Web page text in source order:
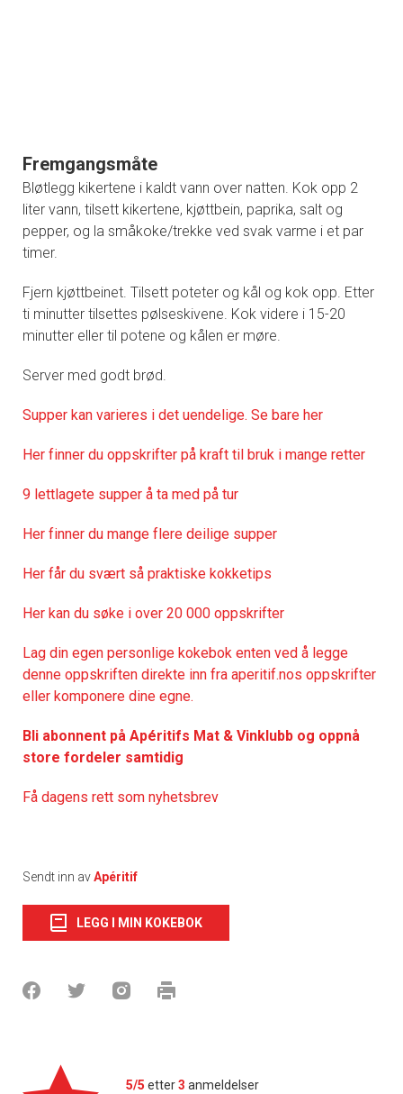
Fremgangsmåte
Bløtlegg kikertene i kaldt vann over natten. Kok opp 2
liter vann, tilsett kikertene, kjøttbein, paprika, salt og
pepper, og la småkoke/trekke ved svak varme i et par
timer.
Fjern kjøttbeinet. Tilsett poteter og kål og kok opp. Etter
ti minutter tilsettes pølseskivene. Kok videre i 15-20
minutter eller til potene og kålen er møre.
Server med godt brød.
Supper kan varieres i det uendelige. Se bare her
Her finner du oppskrifter på kraft til bruk i mange retter
9 lettlagete supper å ta med på tur
Her finner du mange flere deilige supper
Her får du svært så praktiske kokketips
Her kan du søke i over 20 000 oppskrifter
Lag din egen personlige kokebok enten ved å legge
denne oppskriften direkte inn fra aperitif.nos oppskrifter
eller komponere dine egne.
Bli abonnent på Apéritifs Mat & Vinklubb og oppnå
store fordeler samtidig
Få dagens rett som nyhetsbrev
Sendt inn avApéritif
LEGG I MIN KOKEBOK
5/5 etter3 anmeldelser